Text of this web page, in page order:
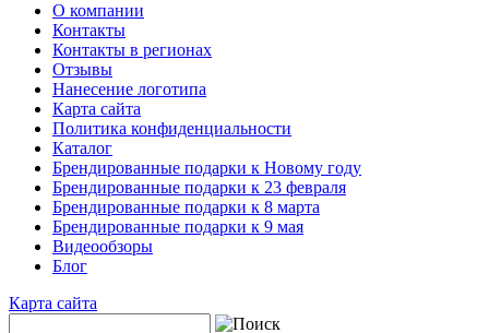
О компании
Контакты
Контакты в регионах
Отзывы
Нанесение логотипа
Карта сайта
Политика конфиденциальности
Каталог
Брендированные подарки к Новому году
Брендированные подарки к 23 февраля
Брендированные подарки к 8 марта
Брендированные подарки к 9 мая
Видеообзоры
Блог
Карта сайта